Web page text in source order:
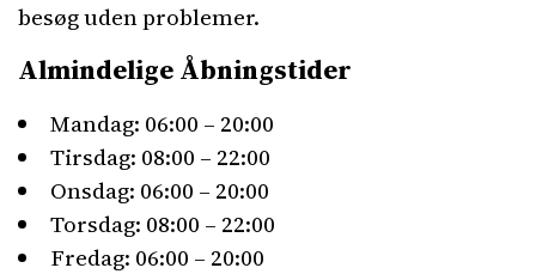
besøg uden problemer.
Almindelige Åbningstider
Mandag: 06:00 – 20:00
Tirsdag: 08:00 – 22:00
Onsdag: 06:00 – 20:00
Torsdag: 08:00 – 22:00
Fredag: 06:00 – 20:00